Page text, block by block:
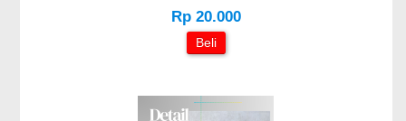
Rp 20.000
Beli